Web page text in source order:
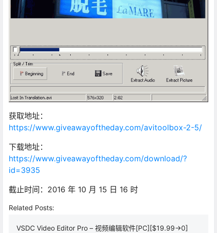
获取地址：
https://www.giveawayoftheday.com/avitoolbox-2-5/
下载地址：
https://www.giveawayoftheday.com/download/?
id=3935
截止时间：2016 年 10 月 15 日 16 时
Related Posts:
VSDC Video Editor Pro – 视频编辑软件[PC][$19.99→0]